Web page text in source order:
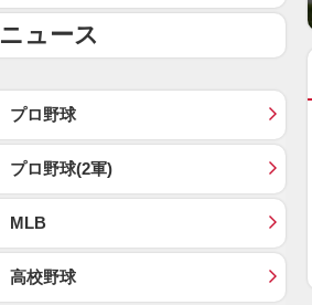
ニュース
プロ野球
プロ野球(2軍)
MLB
高校野球